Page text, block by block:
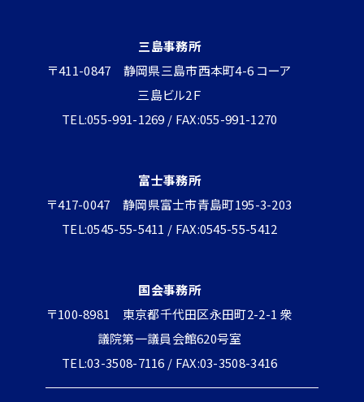
三島事務所
〒411-0847 静岡県三島市西本町4-6 コーア
三島ビル2Ｆ
TEL:055-991-1269 / FAX:055-991-1270
富士事務所
〒417-0047 静岡県富士市青島町195-3-203
TEL:0545-55-5411 / FAX:0545-55-5412
国会事務所
〒100-8981 東京都千代田区永田町2-2-1 衆
議院第一議員会館620号室
TEL:03-3508-7116 / FAX:03-3508-3416